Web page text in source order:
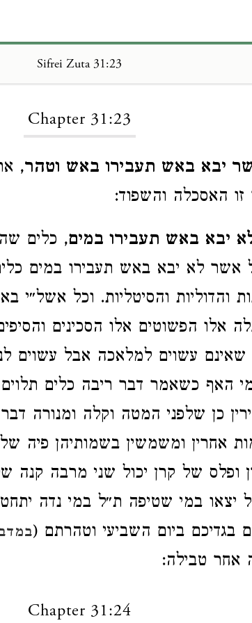
Sifrei Zuta 31:23
Chapter 31:23
יבא באש תעבירו באש וטהר,
זו האסכלה והשפוד:
יבא באש תעבירו במים, כלים
אשר לא יבא באש תעבירו במים
והדוליות והסיטליות. וכל אשל״י
אלו הפשוטים אלו הסכינים
עשוים למלאכה אבל עשוים
האף כשאמר דבר ריבה כלים
כן שלפני המטה וקלה ומנורה
אחרין ומשמשין בשמותיהן פיה
ופלס של קרן יכול שני מרבה קנה
יצאו במי שטיפה ת״ל במי נדה
בגדיכם ביום השביעי וטהרתם (
אחר טבילה:
Chapter 31:24